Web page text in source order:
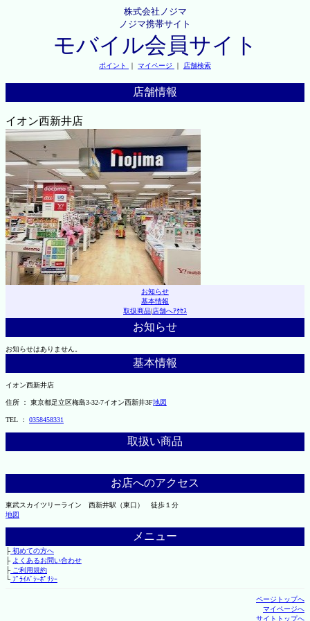
株式会社ノジマ
ノジマ携帯サイト
モバイル会員サイト
ポイント ｜ マイページ ｜ 店舗検索
店舗情報
イオン西新井店
お知らせ
基本情報
取扱商品|店舗へｱｸｾｽ
お知らせ
お知らせはありません。
基本情報
イオン西新井店
住所 ： 東京都足立区梅島3-32-7イオン西新井3F地図
TEL ： 0358458331
取扱い商品
お店へのアクセス
東武スカイツリーライン 西新井駅（東口） 徒歩１分
地図
メニュー
├初めての方へ
├ よくあるお問い合わせ
├ご利用規約
└ﾌﾟﾗｲﾊﾞｼｰﾎﾟﾘｼｰ
ページトップへ
マイページへ
サイトトップへ